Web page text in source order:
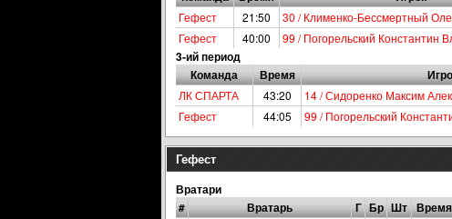
Гефест 21:50 30 / Клименко-Бессмертный
Гефест
40:00 99 / Погорельский Константин
3-ий период
Команда
Время
ЛК СПАРТА 43:20 14 / Сидоренко Максим
Гефест
44:05 99 / Погорельский
Гефест
Вратари
#
Вратарь Г Бр Шт Время